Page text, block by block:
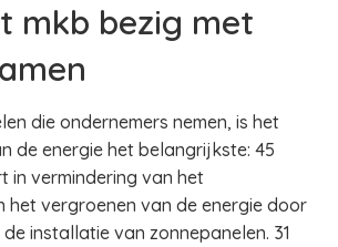
mkb bezig met
die ondernemers nemen, is het
de energie het belangrijkste: 45
in vermindering van het
het vergroenen van de energie door
installatie van zonnepanelen. 31